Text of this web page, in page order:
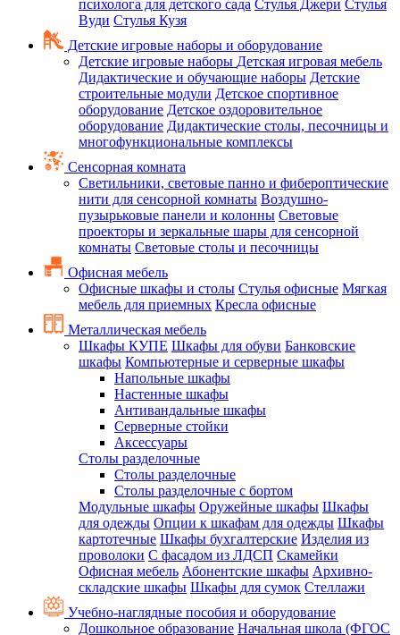
психолога для детского сада Стулья Джери Стулья
Вуди Стулья Кузя
Детские игровые наборы и оборудование
Детские игровые наборы Детская игровая мебель
Дидактические и обучающие наборы Детские
строительные модули Детское спортивное
оборудование Детское оздоровительное
оборудование Дидактические столы, песочницы и
многофункциональные комплексы
Сенсорная комната
Светильники, световые панно и фибероптические
нити для сенсорной комнаты Воздушно-
пузырьковые панели и колонны Световые
проекторы и зеркальные шары для сенсорной
комнаты Световые столы и песочницы
Офисная мебель
Офисные шкафы и столы Стулья офисные Мягкая
мебель для приемных Кресла офисные
Металлическая мебель
Шкафы КУПЕ Шкафы для обуви Банковские
шкафы Компьютерные и серверные шкафы
Напольные шкафы
Настенные шкафы
Антивандальные шкафы
Серверные стойки
Аксессуары
Столы разделочные
Столы разделочные
Столы разделочные с бортом
Модульные шкафы Оружейные шкафы Шкафы
для одежды Опции к шкафам для одежды Шкафы
картотечные Шкафы бухгалтерские Изделия из
проволоки С фасадом из ЛДСП Скамейки
Офисная мебель Абонентские шкафы Архивно-
складские шкафы Шкафы для сумок Стеллажи
Учебно-наглядные пособия и оборудование
Дошкольное образование Начальная школа (ФГОС